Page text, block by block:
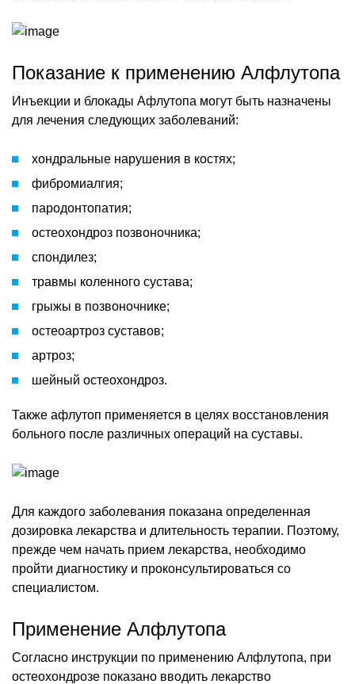
Показание к применению Алфлутопа
Инъекции и блокады Афлутопа могут быть назначены
для лечения следующих заболеваний:
хондральные нарушения в костях;
фибромиалгия;
пародонтопатия;
остеохондроз позвоночника;
спондилез;
травмы коленного сустава;
грыжы в позвоночнике;
остеоартроз суставов;
артроз;
шейный остеохондроз.
Также афлутоп применяется в целях восстановления
больного после различных операций на суставы.
Для каждого заболевания показана определенная
дозировка лекарства и длительность терапии. Поэтому,
прежде чем начать прием лекарства, необходимо
пройти диагностику и проконсультироваться со
специалистом.
Применение Алфлутопа
Согласно инструкции по применению Алфлутопа, при
остеохондрозе показано вводить лекарство